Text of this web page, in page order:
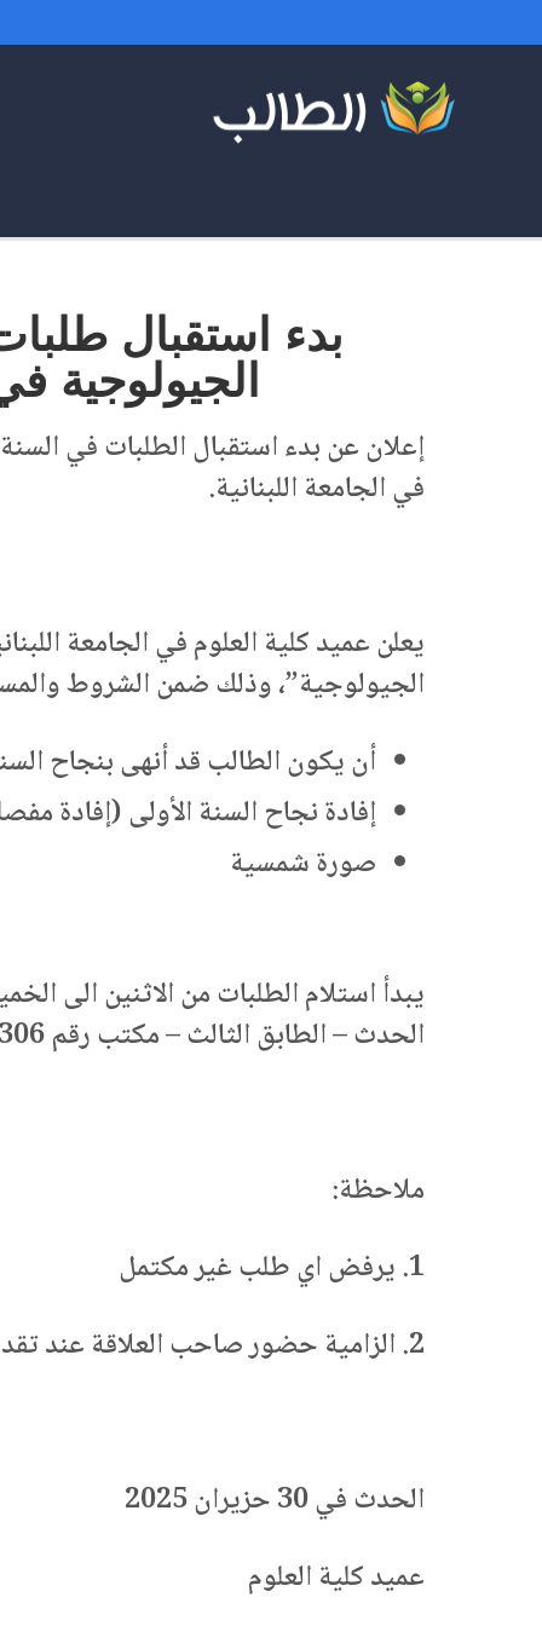
بدء استقبال
الجيولوجية في
في الجامعة اللبنانية.
يعلن عميد كلية العلوم في الجامعة
الجيولوجية”، وذلك ضمن الشروط
أن يكون الطالب قد أنهى بنجاح
إفادة نجاح السنة الأولى (إفادة
صورة شمسية
يبدأ استلام الطلبات من الاثنين الى
الحدث – الطابق الثالث – مكتب رقم 306 من تاريخ 7 تموز لغاية 12 ايلول
ملاحظة:
1. يرفض اي طلب غير مكتمل
2. الزامية حضور صاحب العلاقة عند تقديم الطلب
الحدث في 30 حزيران 2025
عميد كلية العلوم